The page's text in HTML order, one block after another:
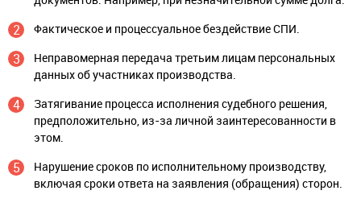
Фактическое и процессуальное бездействие СПИ.
Неправомерная передача третьим лицам персональных
данных об участниках производства.
Затягивание процесса исполнения судебного решения,
предположительно, из-за личной заинтересованности в
этом.
Нарушение сроков по исполнительному производству,
включая сроки ответа на заявления (обращения) сторон.